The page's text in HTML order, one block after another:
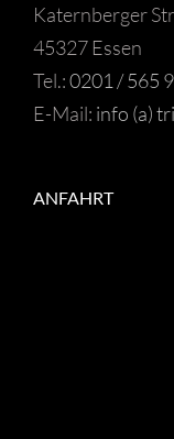
Katernberger
45327 Essen
Tel.:0201 / 565
E-Mail: info (a)
ANFAHRT